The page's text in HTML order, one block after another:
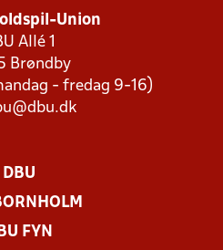
Union
Allé 1
Brøndby
- fredag 9-16)
DBU
FYN